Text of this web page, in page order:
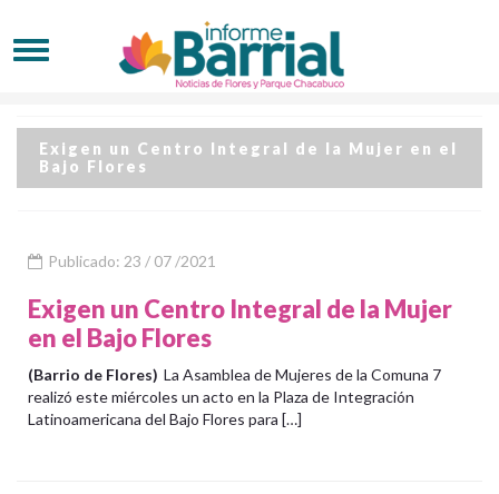
Exigen un Centro Integral de la Mujer en el
Bajo Flores
Publicado: 23 / 07 /2021
Exigen un Centro Integral de la Mujer
en el Bajo Flores
(Barrio de Flores) La Asamblea de Mujeres de la Comuna 7
realizó este miércoles un acto en la Plaza de Integración
Latinoamericana del Bajo Flores para […]